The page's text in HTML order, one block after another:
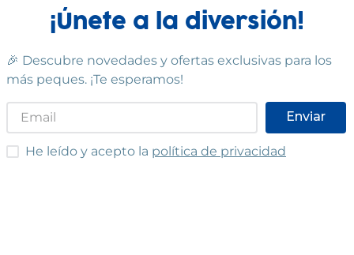
¡Únete a la diversión!
🎉 Descubre novedades y ofertas exclusivas para los
más peques. ¡Te esperamos!
Enviar
He leído y acepto las condiciones
He leído y acepto la política de privacidad